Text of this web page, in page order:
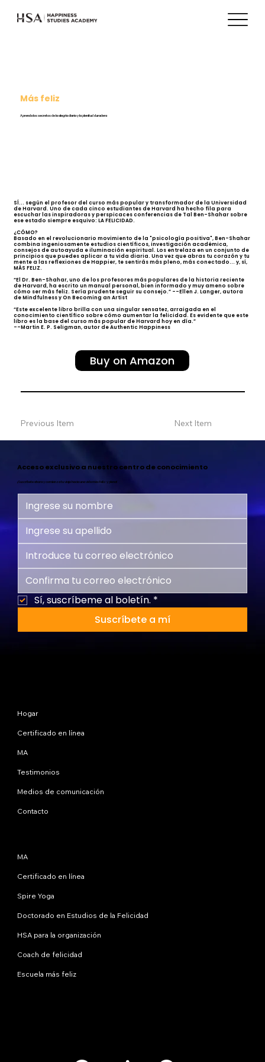
Más feliz
Aprenda los secretos de la alegría diaria y la plenitud duradera
SÍ... según el profesor del curso más popular y transformador de la Universidad
de Harvard. Uno de cada cinco estudiantes de Harvard ha hecho fila para
escuchar las inspiradoras y perspicaces conferencias de Tal Ben-Shahar sobre
ese estado siempre esquivo: LA FELICIDAD.
¿CÓMO?
Basado en el revolucionario movimiento de la "psicología positiva", Ben-Shahar
combina ingeniosamente estudios científicos, investigación académica,
consejos de autoayuda e iluminación espiritual. Los entrelaza en un conjunto de
principios que puedes aplicar a tu vida diaria. Una vez que abras tu corazón y tu
mente a las reflexiones de Happier, te sentirás más pleno, más conectado... y, sí,
MÁS FELIZ.
“El Dr. Ben-Shahar, uno de los profesores más populares de la historia reciente
de Harvard, ha escrito un manual personal, bien informado y muy ameno sobre
cómo ser más feliz. Sería prudente seguir su consejo.” --Ellen J. Langer, autora
de Mindfulness y On Becoming an Artist
“Este excelente libro brilla con una singular sensatez, arraigada en el
conocimiento científico sobre cómo aumentar la felicidad. Es evidente que este
libro es la base del curso más popular de Harvard hoy en día.”
--Martin E. P. Seligman, autor de Authentic Happiness
Buy on Amazon
Previous Item Next Item
Acceso exclusivo a nuestro centro de conocimiento
¡Suscríbete ahora y comienza tu viaje hacia una vida más feliz y plena!
Sí, suscríbeme al boletín. *
Suscríbete a mí
Hogar
Certificado en línea
MA
Testimonios
Medios de comunicación
Contacto
MA
Certificado en línea
Spire Yoga
Doctorado en Estudios de la Felicidad
HSA para la organización
Coach de felicidad
Escuela más feliz